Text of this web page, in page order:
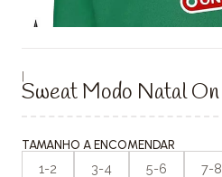
|
Sweat Modo Natal On
TAMANHO A ENCOMENDAR
1-2 3-4 5-6 7-8